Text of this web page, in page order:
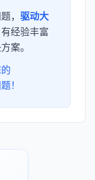
， 驱动大
经验丰富
案。
！